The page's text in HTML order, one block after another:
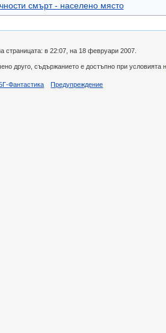
смърт - населено място
страницата: в 22:07, на 18 февруари 2007.
друго, съдържанието е достъпно при условията
Фантастика Предупреждение